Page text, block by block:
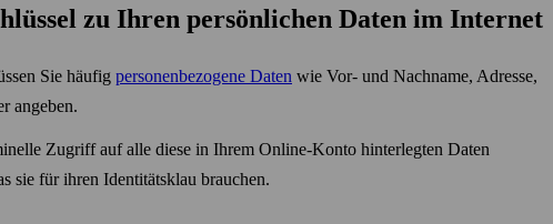
zu Ihren persönlichen Daten im Internet
Sie häufig personen­bezogene Daten wie Vor- und Nach­name, Adresse,
angeben.
Zugriff auf alle diese in Ihrem Online-Konto hinter­legten Daten
sie für ihren Identitäts­klau brauchen.